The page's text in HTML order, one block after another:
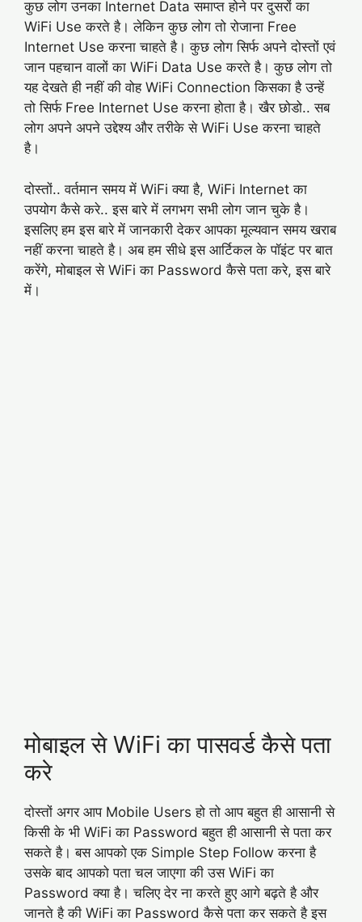
कुछ लोग उनका Internet Data समाप्त होने पर दुसरों का
WiFi Use करते है। लेकिन कुछ लोग तो रोजाना Free
Internet Use करना चाहते है। कुछ लोग सिर्फ अपने दोस्तों एवं
जान पहचान वालों का WiFi Data Use करते है। कुछ लोग तो
यह देखते ही नहीं की वोह WiFi Connection किसका है उन्हें
तो सिर्फ Free Internet Use करना होता है। खैर छोडो.. सब
लोग अपने अपने उद्देश्य और तरीके से WiFi Use करना चाहते
है।
दोस्तों.. वर्तमान समय में WiFi क्या है, WiFi Internet का
उपयोग कैसे करे.. इस बारे में लगभग सभी लोग जान चुके है।
इसलिए हम इस बारे में जानकारी देकर आपका मूल्यवान समय खराब
नहीं करना चाहते है। अब हम सीधे इस आर्टिकल के पॉइंट पर बात
करेंगे, मोबाइल से WiFi का Password कैसे पता करे, इस बारे
में।
मोबाइल से WiFi का पासवर्ड कैसे पता
करे
दोस्तों अगर आप Mobile Users हो तो आप बहुत ही आसानी से
किसी के भी WiFi का Password बहुत ही आसानी से पता कर
सकते है। बस आपको एक Simple Step Follow करना है
उसके बाद आपको पता चल जाएगा की उस WiFi का
Password क्या है। चलिए देर ना करते हुए आगे बढ़ते है और
जानते है की WiFi का Password कैसे पता कर सकते है इस